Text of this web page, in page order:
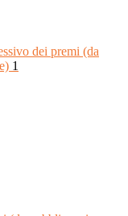
dei premi (da
1